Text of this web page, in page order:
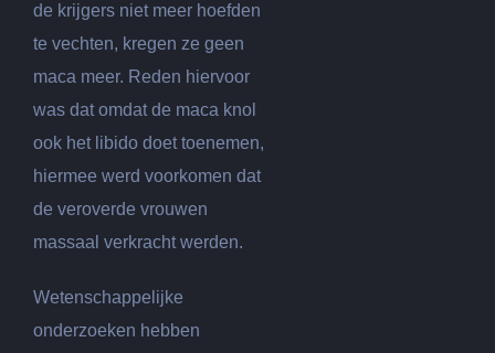
de krijgers niet meer hoefden
te vechten, kregen ze geen
maca meer. Reden hiervoor
was dat omdat de maca knol
ook het libido doet toenemen,
hiermee werd voorkomen dat
de veroverde vrouwen
massaal verkracht werden.
Wetenschappelijke
onderzoeken hebben